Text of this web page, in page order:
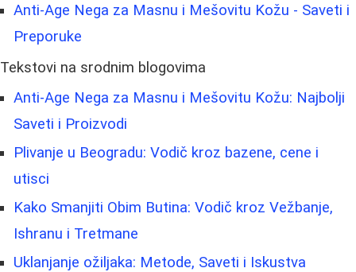
Anti-Age Nega za Masnu i Mešovitu Kožu - Saveti i
Preporuke
Tekstovi na srodnim blogovima
Anti-Age Nega za Masnu i Mešovitu Kožu: Najbolji
Saveti i Proizvodi
Plivanje u Beogradu: Vodič kroz bazene, cene i
utisci
Kako Smanjiti Obim Butina: Vodič kroz Vežbanje,
Ishranu i Tretmane
Uklanjanje ožiljaka: Metode, Saveti i Iskustva